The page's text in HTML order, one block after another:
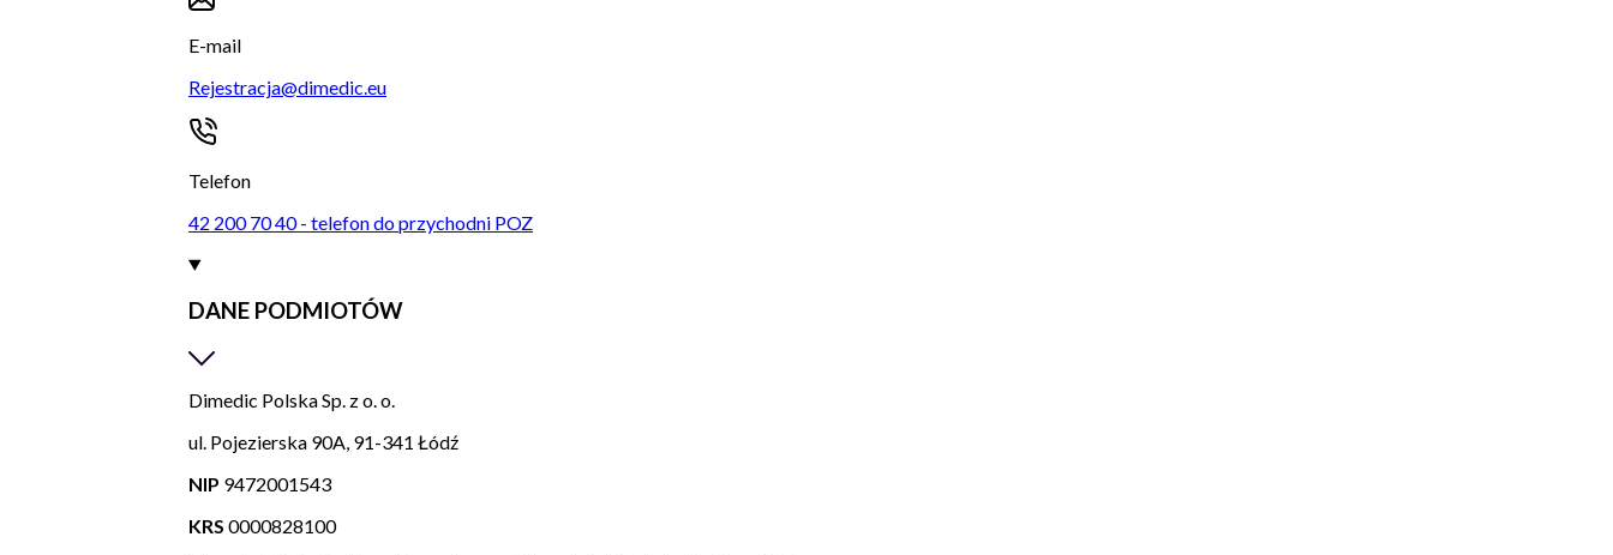
E-mail
Rejestracja@dimedic.eu
Telefon
42 200 70 40 - telefon do przychodni POZ
DANE PODMIOTÓW
Dimedic Polska Sp. z o. o.
ul. Pojezierska 90A, 91-341 Łódź
NIP 9472001543
KRS 0000828100